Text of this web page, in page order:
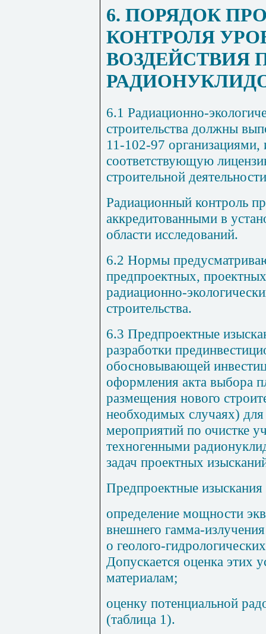
6. ПОРЯДОК
КОНТРОЛЯ
ВОЗДЕЙСТВИЯ
6.1 Радиационно-
строительства должны
11-102-97
соответствующую
строительной
Радиационный контроль
аккредитованными в
области исследований.
6.2 Нормы
предпроектных,
радиационно-
строительства.
6.3 Предпроектные
разработки
обосновывающей
оформления акта выбора
размещения нового
необходимых случаях) для
мероприятий по очистке
техногенными
задач проектных
Предпроектные
определение мощности
внешнего гамма-
о геолого-
Допускается оценка этих
материалам;
оценку потенциальной
(таблица 1).